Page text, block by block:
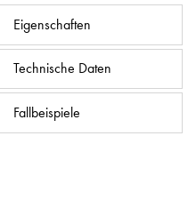
Eigenschaften
Technische Daten
Fallbeispiele
Datenschutzrichtlinie
Sitemap